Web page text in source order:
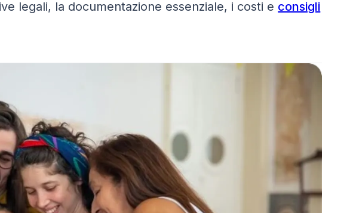
legali, la documentazione essenziale, i costi e consigli